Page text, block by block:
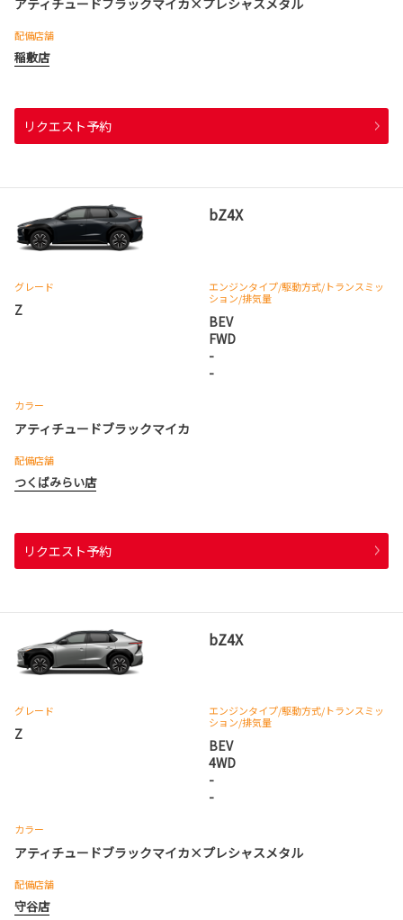
アティチュードブラックマイカ×プレシャスメタル
配備店舗
稲敷店
リクエスト予約
bZ4X
グレード
Z
エンジンタイプ/駆動方式/トランスミッ
ション/排気量
BEV
FWD
-
-
カラー
アティチュードブラックマイカ
配備店舗
つくばみらい店
リクエスト予約
bZ4X
グレード
Z
エンジンタイプ/駆動方式/トランスミッ
ション/排気量
BEV
4WD
-
-
カラー
アティチュードブラックマイカ×プレシャスメタル
配備店舗
守谷店